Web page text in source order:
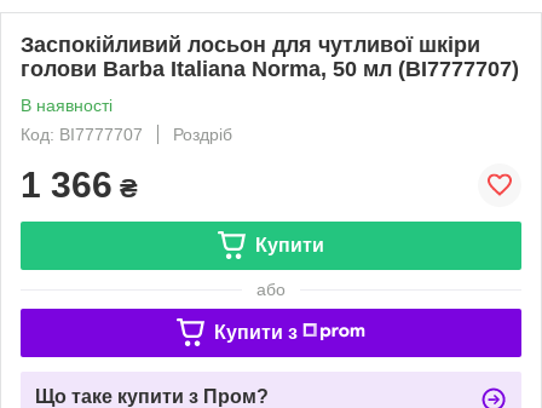
Заспокійливий лосьон для чутливої шкіри
голови Barba Italiana Norma, 50 мл (BI7777707)
В наявності
Код: BI7777707
Роздріб
1 366 ₴
Купити
або
Купити з
Що таке купити з Пром?